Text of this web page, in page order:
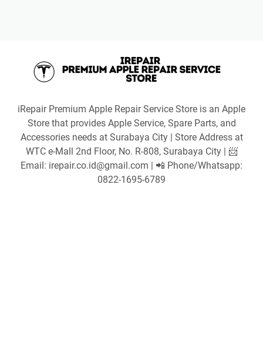
iRepair Premium Apple Repair Service Store is an Apple
Store that provides Apple Service, Spare Parts, and
Accessories needs at Surabaya City | Store Address at
WTC e-Mall 2nd Floor, No. R-808, Surabaya City | 📨
Email: irepair.co.id@gmail.com | 📲 Phone/Whatsapp:
0822-1695-6789